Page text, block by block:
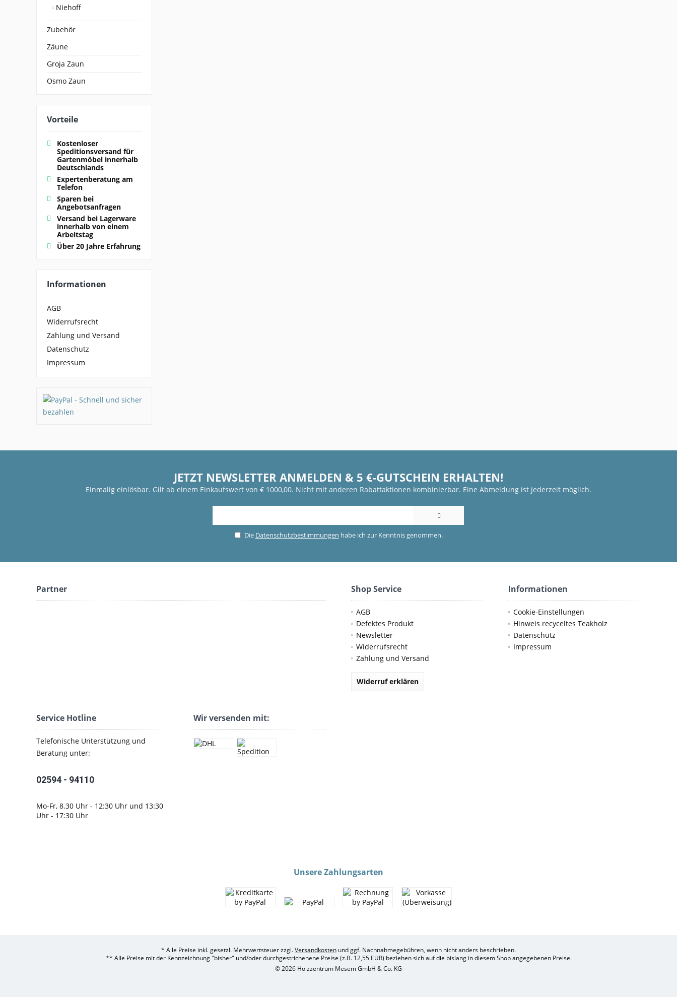
Niehoff
Zubehör
Zäune
Groja Zaun
Osmo Zaun
Vorteile
Kostenloser
Speditionsversand für
Gartenmöbel innerhalb
Deutschlands
Expertenberatung am
Telefon
Sparen bei
Angebotsanfragen
Versand bei Lagerware
innerhalb von einem
Arbeitstag
Über 20 Jahre Erfahrung
Informationen
AGB
Widerrufsrecht
Zahlung und Versand
Datenschutz
Impressum
JETZT NEWSLETTER ANMELDEN & 5 €-GUTSCHEIN ERHALTEN!
Einmalig einlösbar. Gilt ab einem Einkaufswert von € 1000,00. Nicht mit anderen Rabattaktionen kombinierbar. Eine Abmeldung ist jederzeit möglich.
Die Datenschutzbestimmungen habe ich zur Kenntnis genommen.
Partner Shop Service
AGB
Defektes Produkt
Newsletter
Widerrufsrecht
Zahlung und Versand
Widerruf erklären
Informationen
Cookie-Einstellungen
Hinweis recyceltes Teakholz
Datenschutz
Impressum
Service Hotline
Telefonische Unterstützung und
Beratung unter:
02594 - 94110
Mo-Fr, 8.30 Uhr - 12:30 Uhr und 13:30
Uhr - 17:30 Uhr
Wir versenden mit:
Unsere Zahlungsarten
* Alle Preise inkl. gesetzl. Mehrwertsteuer zzgl.Versandkosten und ggf. Nachnahmegebühren, wenn nicht anders beschrieben.
** Alle Preise mit der Kennzeichnung "bisher" und/oder durchgestrichenene Preise (z.B. 12,55 EUR) beziehen sich auf die bislang in diesem Shop angegebenen Preise.
© 2026 Holzzentrum Mesem GmbH & Co. KG